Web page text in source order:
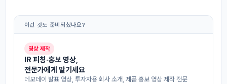
이런 것도 준비되셨나요?
영상 제작
IR 피칭·홍보 영상,
전문가에게 맡기세요
데모데이 발표 영상, 투자자용 회사 소개, 제품 홍보 영상 제작 전문